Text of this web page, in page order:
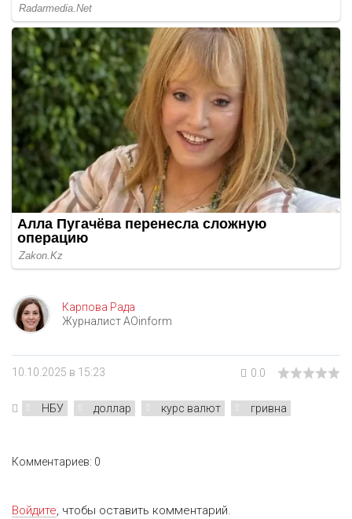
Карпова Рада
Журналист AOinform
10.10.2025 в 15:23 0.0
НБУ доллар курс валют гривна
Комментариев: 0
Войдите, чтобы оставить комментарий.